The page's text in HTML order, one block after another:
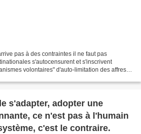
pas à des contraintes il ne faut pas
s'autocensurent et s'inscrivent
volontaires" d'auto-limitation des affres
s'adapter, adopter une
ce n'est pas à l'humain
c'est le contraire.